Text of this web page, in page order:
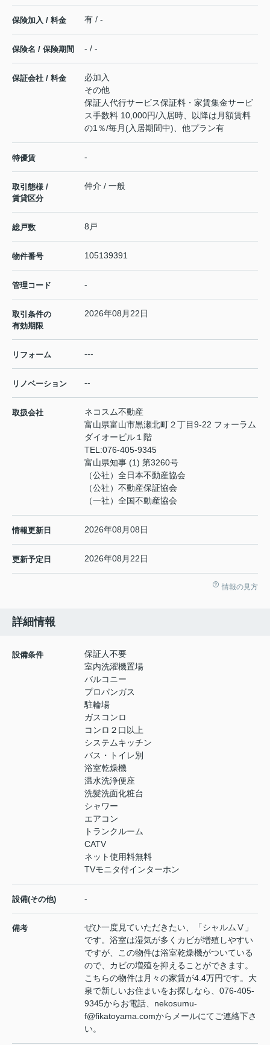
保険加入 / 料金 有 / -
保険名 / 保険期間 - / -
保証会社 / 料金
必加入
その他
保証人代行サービス保証料・家賃集金サービ
ス手数料 10,000円/入居時、以降は月額賃料
の1％/毎月(入居期間中)、他プラン有
特優賃 -
取引態様 /
賃貸区分
仲介 / 一般
総戸数 8戸
物件番号 105139391
管理コード -
取引条件の
有効期限
2026年08月22日
リフォーム ---
リノベーション --
取扱会社
ネコスム不動産
富山県富山市黒瀬北町２丁目9-22 フォーラム
ダイオービル１階
TEL:076-405-9345
富山県知事 (1) 第3260号
（公社）全日本不動産協会
（公社）不動産保証協会
（一社）全国不動産協会
情報更新日 2026年08月08日
更新予定日 2026年08月22日
情報の見方
詳細情報
設備条件
保証人不要
室内洗濯機置場
バルコニー
プロパンガス
駐輪場
ガスコンロ
コンロ２口以上
システムキッチン
バス・トイレ別
浴室乾燥機
温水洗浄便座
洗髪洗面化粧台
シャワー
エアコン
トランクルーム
CATV
ネット使用料無料
TVモニタ付インターホン
設備(その他) -
備考
ぜひ一度見ていただきたい、「シャルムⅤ」
です。浴室は湿気が多くカビが増殖しやすい
ですが、この物件は浴室乾燥機がついている
ので、カビの増殖を抑えることができます。
こちらの物件は月々の家賃が4.4万円です。大
泉で新しいお住まいをお探しなら、076-405-
9345からお電話、nekosumu-
f@fikatoyama.comからメールにてご連絡下さ
い。